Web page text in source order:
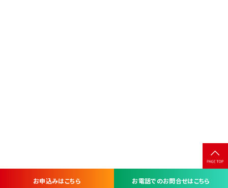
お申込みはこちら お電話でのお問合せはこちら